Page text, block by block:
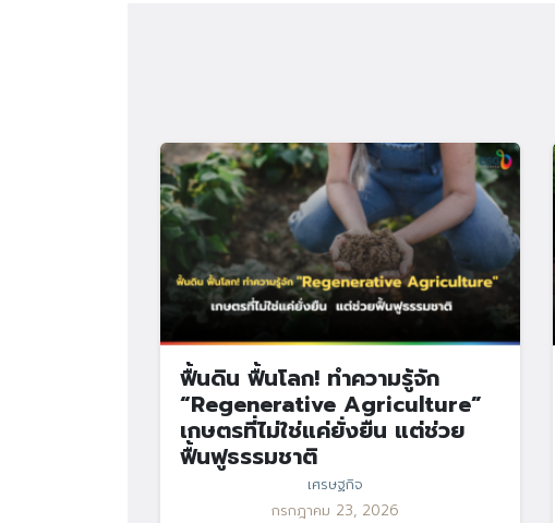
ฟื้นดิน ฟื้นโลก! ทำความรู้จัก
“Regenerative Agriculture”
เกษตรที่ไม่ใช่แค่ยั่งยืน แต่ช่วย
ฟื้นฟูธรรมชาติ
เศรษฐกิจ
กรกฎาคม 23, 2026